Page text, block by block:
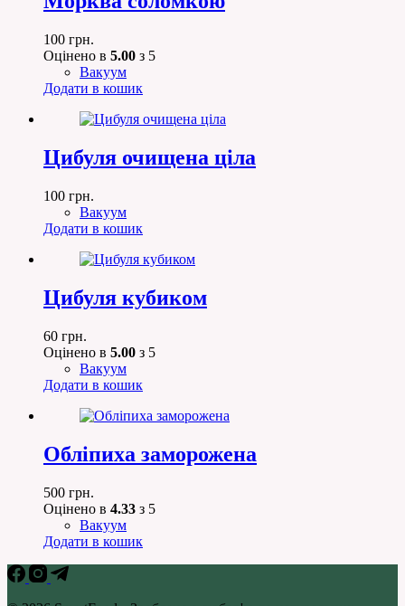
100 грн.
Оцінено в 5.00 з 5
Вакуум
Додати в кошик
Цибуля очищена ціла
100 грн.
Вакуум
Додати в кошик
Цибуля кубиком
60 грн.
Оцінено в 5.00 з 5
Вакуум
Додати в кошик
Обліпиха заморожена
500 грн.
Оцінено в 4.33 з 5
Вакуум
Додати в кошик